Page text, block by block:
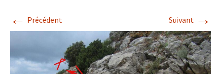
← Précédent Suivant →